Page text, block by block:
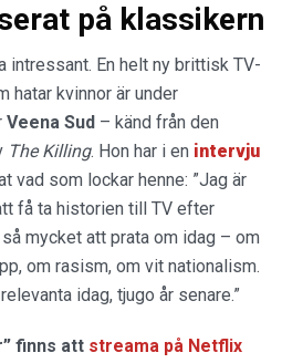
på klassikern
intressant. En helt ny brittisk TV-
hatar kvinnor är under
Veena Sud – känd från den
The Killing. Hon har i en intervju
vad som lockar henne: ”Jag är
få ta historien till TV efter
mycket att prata om idag – om
om rasism, om vit nationalism.
idag, tjugo år senare.”
finns att streama på Netflix